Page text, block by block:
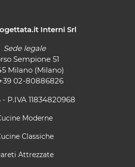
Interni Srl
Sede legale
Sempione 51
Milano (Milano)
02-80886826
P.IVA 11834820968
Moderne
Classiche
Attrezzate